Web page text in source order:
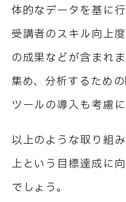
体的なデータを基に
受講者のスキル向上
の成果などが含まれ
集め、分析するため
ツールの導入も考慮
以上のような取り組
上という目標達成に
でしょう。